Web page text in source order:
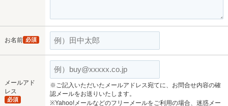
お名前 必須
メールアド
レス
必須
※ご記入いただいたメールアドレス宛てに、お問合せ内容の確
認メールをお送りいたします。
※Yahoo!メールなどのフリーメールをご利用の場合、迷惑メー